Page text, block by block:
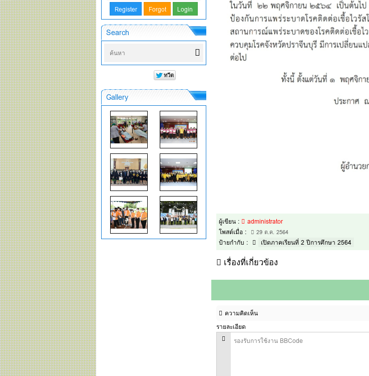
ผู้เขียน :
administrator
โพสต์เมื่อ :
29 ต.ค. 2564
ป้ายกำกับ : เปิดภาคเรียนที่ 2 ปีการศึกษา 2564
เรื่องที่เกี่ยวข้อง
ความคิดเห็น
รายละเอียด
Search
Gallery